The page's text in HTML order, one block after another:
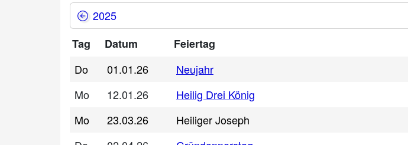
2025
Tag
Datum Feiertag
Do
01.01.26 Neujahr
Mo
12.01.26 Heilig Drei König
Mo
23.03.26 Heiliger Joseph